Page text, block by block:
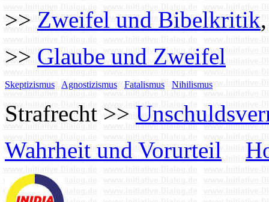
>> Zweifel und Bibelkritik
>> Glaube und Zweifel
Skeptizismus Agnostizismus Fatalismus Nihilismus
Strafrecht >>
Wahrheit und Vorurteil